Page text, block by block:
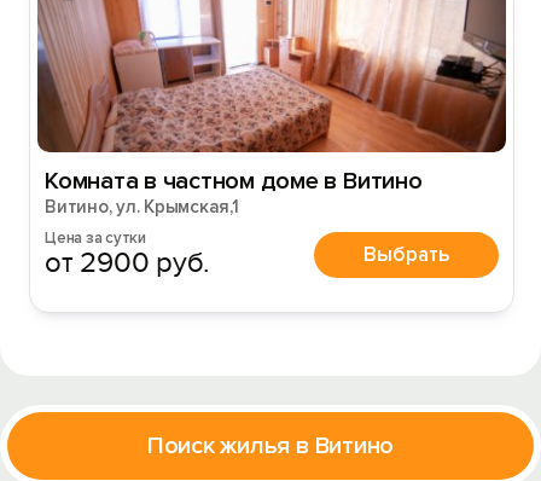
Комната в частном доме в Витино
Витино, ул. Крымская,1
Цена за сутки
от 2900 руб. Выбрать
Поиск жилья в Витино